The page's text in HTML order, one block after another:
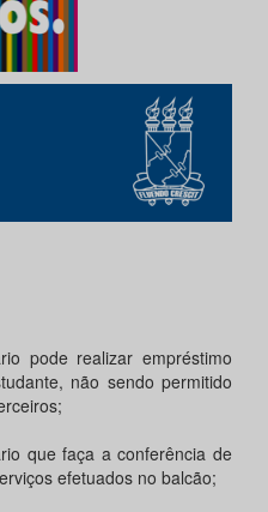
pode realizar empréstimo
não sendo permitido
que faça a conferência de
efetuados no balcão;